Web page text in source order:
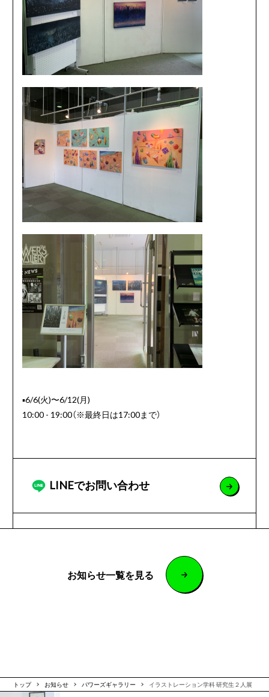
▪️6/6(火)〜6/12(月)
10:00 - 19:00（※最終日は17:00まで）
LINEでお問い合わせ
お知らせ一覧を見る
トップ お知らせ パワーズギャラリー イラストレーション学科 研究生２人展